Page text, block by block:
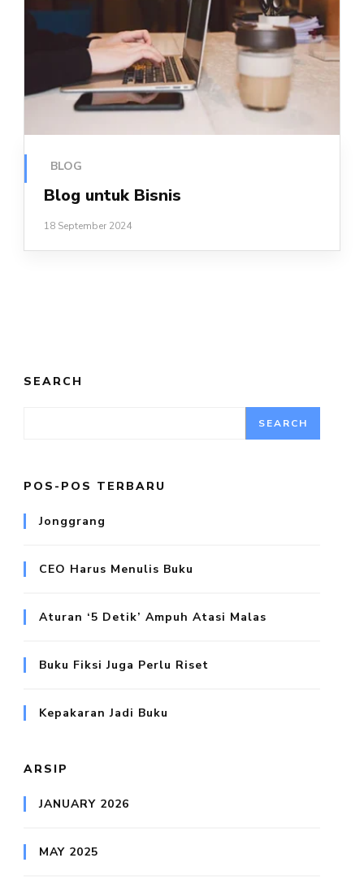
BLOG
Blog untuk Bisnis
18 September 2024
SEARCH
SEARCH
POS-POS TERBARU
Jonggrang
CEO Harus Menulis Buku
Aturan ‘5 Detik’ Ampuh Atasi Malas
Buku Fiksi Juga Perlu Riset
Kepakaran Jadi Buku
ARSIP
JANUARY 2026
MAY 2025